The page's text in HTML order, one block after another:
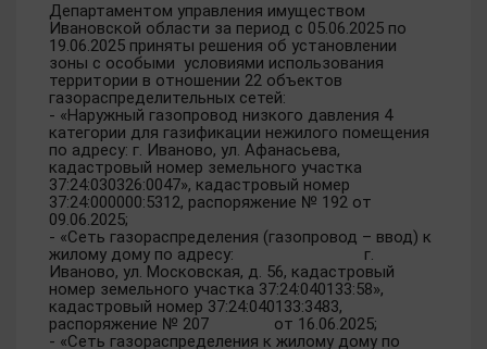
Департаментом управления имуществом
Ивановской области за период с 05.06.2025 по
19.06.2025 приняты решения об установлении
зоны с особыми условиями использования
территории в отношении 22 объектов
газораспределительных сетей:
- «Наружный газопровод низкого давления 4
категории для газификации нежилого помещения
по адресу: г. Иваново, ул. Афанасьева,
кадастровый номер земельного участка
37:24:030326:0047», кадастровый номер
37:24:000000:5312, распоряжение № 192 от
09.06.2025;
- «Сеть газораспределения (газопровод – ввод) к
жилому дому по адресу: г.
Иваново, ул. Московская, д. 56, кадастровый
номер земельного участка 37:24:040133:58»,
кадастровый номер 37:24:040133:3483,
распоряжение № 207 от 16.06.2025;
- «Сеть газораспределения к жилому дому по